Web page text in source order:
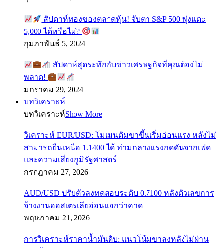
สัปดาห์ทองของตลาดหุ้น! จับตา S&P 500 พุ่งแตะ
5,000 ได้หรือไม่?
กุมภาพันธ์ 5, 2024
สัปดาห์สุดระทึกกับข่าวเศรษฐกิจที่คุณต้องไม่
พลาด!
มกราคม 29, 2024
บทวิเคราะห์
บทวิเคราะห์Show More
วิเคราะห์ EUR/USD: โมเมนตัมขาขึ้นเริ่มอ่อนแรง หลังไม่
สามารถยืนเหนือ 1.1400 ได้ ท่ามกลางแรงกดดันจากเฟด
และความเสี่ยงภูมิรัฐศาสตร์
กรกฎาคม 27, 2026
AUD/USD ปรับตัวลงทดสอบระดับ 0.7100 หลังตัวเลขการ
จ้างงานออสเตรเลียอ่อนแอกว่าคาด
พฤษภาคม 21, 2026
การวิเคราะห์ราคาน้ำมันดิบ: แนวโน้มขาลงหลังไม่ผ่าน